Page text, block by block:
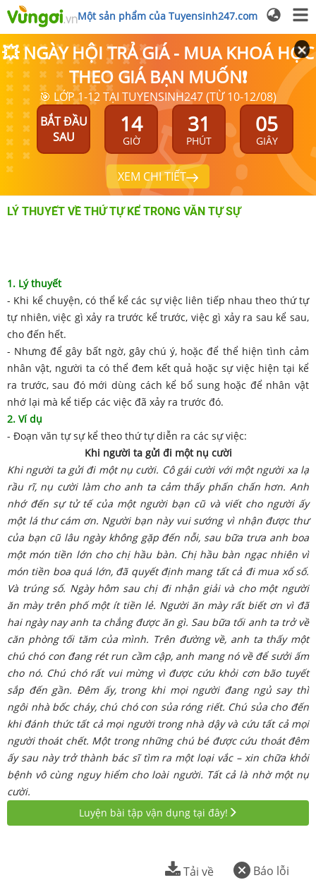
Một sản phẩm của Tuyensinh247.com
💥 NGÀY HỘI TRẢ GIÁ - MUA KHOÁ HỌC
THEO GIÁ BẠN MUỐN❗
🎯 LỚP 1-12 TẠI TUYENSINH247 (TỪ 10-12/08)
BẮT ĐẦU
SAU
14
GIỜ
31
PHÚT
05
GIÂY
XEM CHI TIẾT
LÝ THUYẾT VỀ THỨ TỰ KỂ TRONG VĂN TỰ SỰ
1. Lý thuyết
- Khi kể chuyện, có thể kể các sự việc liên tiếp nhau theo thứ tự
tự nhiên, việc gì xảy ra trước kể trước, việc gì xảy ra sau kể sau,
cho đến hết.
- Nhưng để gây bất ngờ, gây chú ý, hoặc để thể hiện tình cảm
nhân vật, người ta có thể đem kết quả hoặc sự việc hiện tại kể
ra trước, sau đó mới dùng cách kể bổ sung hoặc để nhân vật
nhớ lại mà kể tiếp các việc đã xảy ra trước đó.
2. Ví dụ
- Đoạn văn tự sự kể theo thứ tự diễn ra các sự việc:
Khi người ta gửi đi một nụ cười
Khi người ta gửi đi một nụ cười. Cô gái cười với một người xa lạ
rầu rĩ, nụ cười làm cho anh ta cảm thấy phấn chấn hơn. Anh
nhớ đến sự tử tế của một người bạn cũ và viết cho người ấy
một lá thư cám ơn. Người bạn này vui sướng vì nhận được thư
của bạn cũ lâu ngày không gặp đến nỗi, sau bữa trưa anh boa
một món tiền lớn cho chị hầu bàn. Chị hầu bàn ngạc nhiên vì
món tiền boa quá lớn, đã quyết định mang tất cả đi mua xổ số.
Và trúng số. Ngày hôm sau chị đi nhận giải và cho một người
ăn mày trên phố một ít tiền lẻ. Người ăn mày rất biết ơn vì đã
hai ngày nay anh ta chẳng được ăn gì. Sau bữa tối anh ta trở về
căn phòng tối tăm của mình. Trên đường về, anh ta thấy một
chú chó con đang rét run cầm cập, anh mang nó về để sưởi ấm
cho nó. Chú chó rất vui mừng vì được cứu khỏi cơn bão tuyết
sắp đến gần. Đêm ấy, trong khi mọi người đang ngủ say thì
ngôi nhà bốc cháy, chú chó con sủa róng riết. Chú sủa cho đến
khi đánh thức tất cả mọi người trong nhà dậy và cứu tất cả mọi
người thoát chết. Một trong những chú bé được cứu thoát đêm
ấy sau này trở thành bác sĩ tìm ra một loại vắc – xin chữa khỏi
bệnh vô cùng nguy hiểm cho loài người. Tất cả là nhờ một nụ
cười.
Luyện bài tập vận dụng tại đây!
Báo lỗi
Tải về